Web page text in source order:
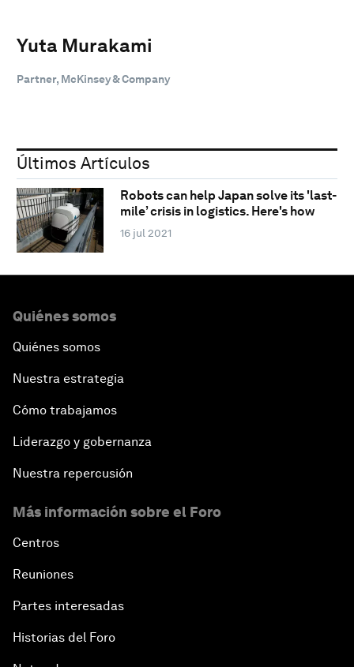
Yuta Murakami
Partner, McKinsey & Company
Últimos Artículos
Robots can help Japan solve its 'last-
mile’ crisis in logistics. Here's how
16 jul 2021
Quiénes somos
Quiénes somos
Nuestra estrategia
Cómo trabajamos
Liderazgo y gobernanza
Nuestra repercusión
Más información sobre el Foro
Centros
Reuniones
Partes interesadas
Historias del Foro